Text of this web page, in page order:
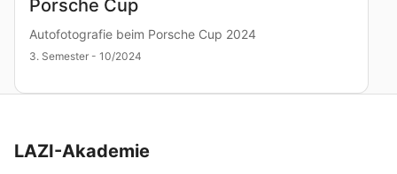
Porsche Cup
Autofotografie beim Porsche Cup 2024
3. Semester - 10/2024
LAZI-Akademie